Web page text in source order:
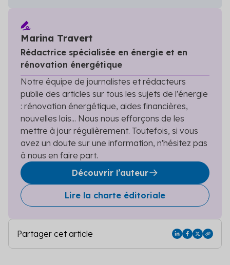
Marina Travert
Rédactrice spécialisée en énergie et en
rénovation énergétique
Notre équipe de journalistes et rédacteurs
publie des articles sur tous les sujets de l'énergie
: rénovation énergétique, aides financières,
nouvelles lois... Nous nous efforçons de les
mettre à jour régulièrement. Toutefois, si vous
avez un doute sur une information, n'hésitez pas
à nous en faire part.
Découvrir l’auteur
Lire la charte éditoriale
Partager cet article